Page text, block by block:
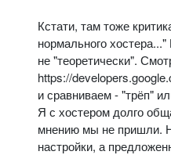
Кстати, там тоже
нормального
не "теоретически".
https://
и сравниваем - "трёп"
Я с хостером долго
мнению мы не пришли.
настройки, а